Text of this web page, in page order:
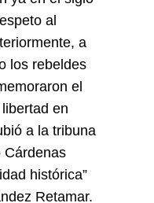
al
a
los rebeldes
el
en
a la tribuna
Cárdenas
histórica”
Retamar.